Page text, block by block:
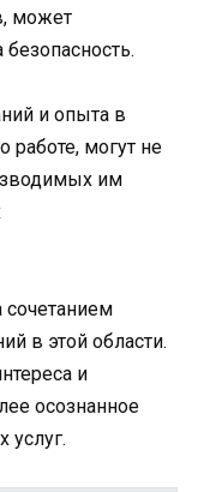
может
и опыта в
могут не
им
сочетанием
в этой области.
и
осознанное
услуг.